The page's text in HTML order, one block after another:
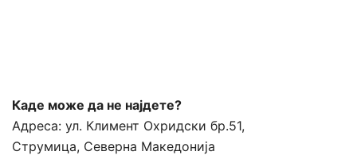
Каде може да не најдете?
Адреса: ул. Климент Охридски бр.51,
Струмица, Северна Македонија